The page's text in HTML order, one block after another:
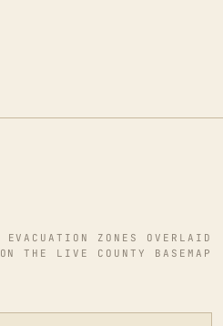
EVACUATION ZONES OVERLAID
ON THE LIVE COUNTY BASEMAP